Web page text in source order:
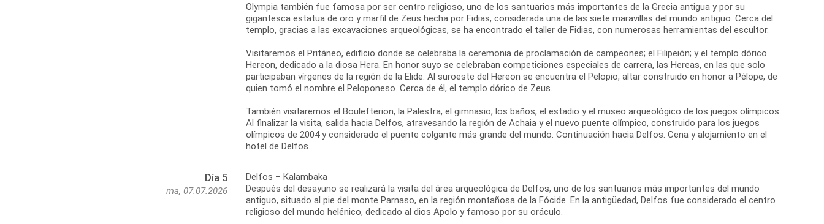
Olympia también fue famosa por ser centro religioso, uno de los santuarios más importantes de la Grecia antigua y por su
gigantesca estatua de oro y marfil de Zeus hecha por Fidias, considerada una de las siete maravillas del mundo antiguo. Cerca del
templo, gracias a las excavaciones arqueológicas, se ha encontrado el taller de Fidias, con numerosas herramientas del escultor.
Visitaremos el Pritáneo, edificio donde se celebraba la ceremonia de proclamación de campeones; el Filipeión; y el templo dórico
Hereon, dedicado a la diosa Hera. En honor suyo se celebraban competiciones especiales de carrera, las Hereas, en las que solo
participaban vírgenes de la región de la Elide. Al suroeste del Hereon se encuentra el Pelopio, altar construido en honor a Pélope, de
quien tomó el nombre el Peloponeso. Cerca de él, el templo dórico de Zeus.
También visitaremos el Boulefterion, la Palestra, el gimnasio, los baños, el estadio y el museo arqueológico de los juegos olímpicos.
Al finalizar la visita, salida hacia Delfos, atravesando la región de Achaia y el nuevo puente olímpico, construido para los juegos
olímpicos de 2004 y considerado el puente colgante más grande del mundo. Continuación hacia Delfos. Cena y alojamiento en el
Día 5
ma, 07.07.2026
Delfos – Kalambaka
Después del desayuno se realizará la visita del área arqueológica de Delfos, uno de los santuarios más importantes del mundo
antiguo, situado al pie del monte Parnaso, en la región montañosa de la Fócide. En la antigüedad, Delfos fue considerado el centro
religioso del mundo helénico, dedicado al dios Apolo y famoso por su oráculo.